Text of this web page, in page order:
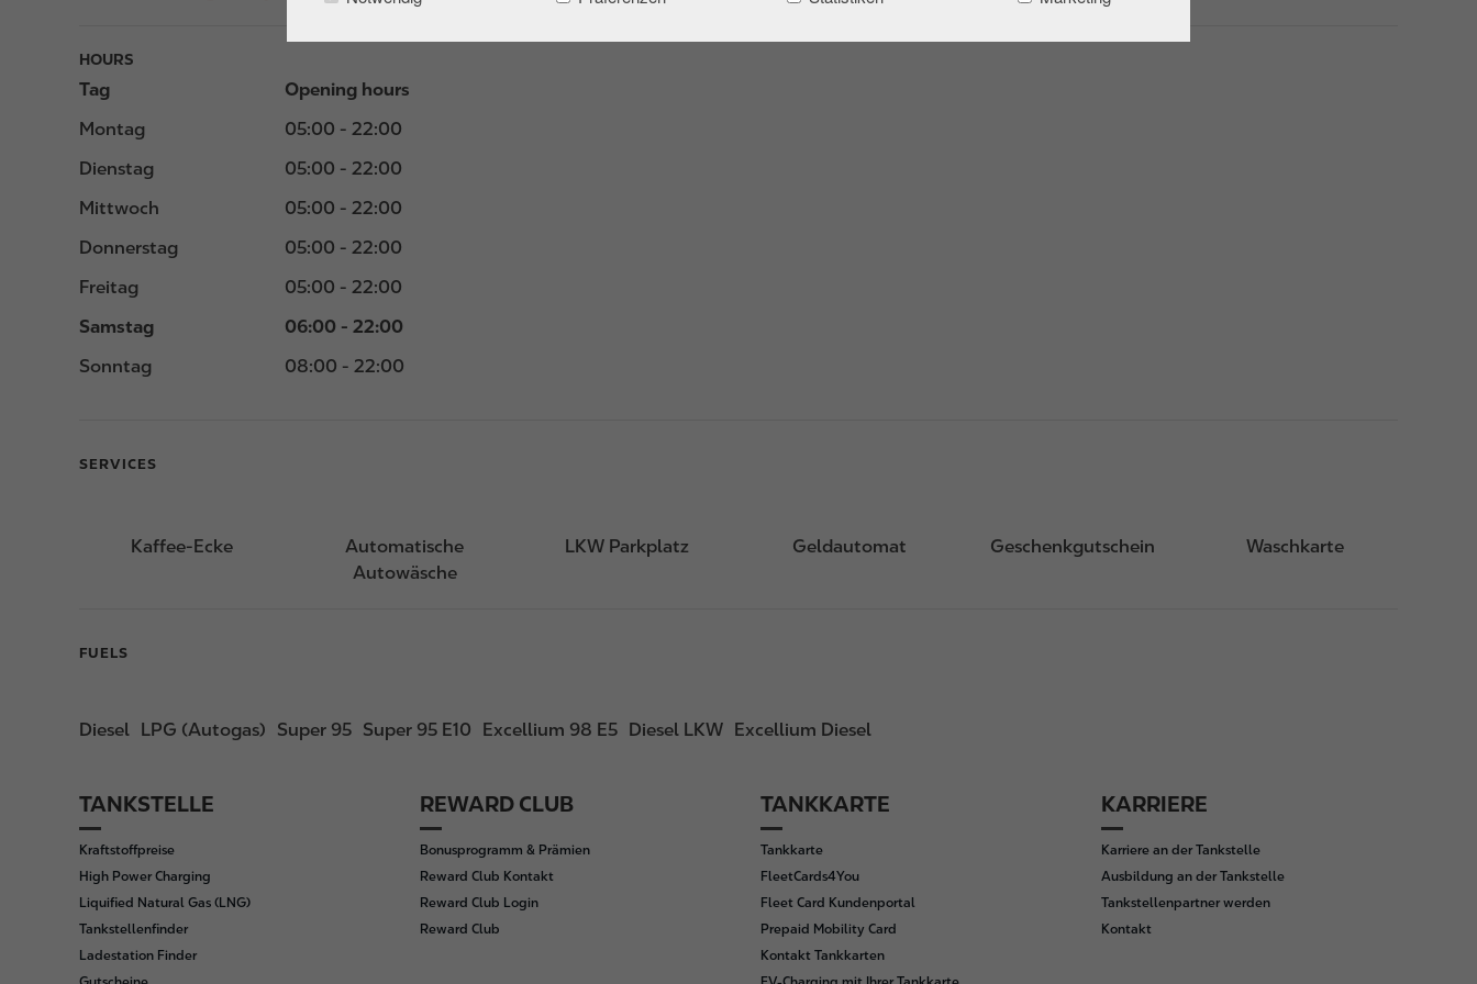
HOURS
Tag
Opening hours
Montag
05:00 - 22:00
Dienstag
05:00 - 22:00
Mittwoch
05:00 - 22:00
Donnerstag
05:00 - 22:00
Freitag
05:00 - 22:00
Samstag
06:00 - 22:00
Sonntag
08:00 - 22:00
SERVICES
Kaffee-Ecke
Automatische
Autowäsche
LKW Parkplatz Geldautomat Geschenkgutschein Waschkarte
FUELS
Diesel LPG (Autogas) Super 95 Super 95 E10 Excellium 98 E5 Diesel LKW Excellium Diesel
F
o
o
t
e
r
TANKSTELLE
Kraftstoffpreise
High Power Charging
Liquified Natural Gas (LNG)
Tankstellenfinder
Ladestation Finder
REWARD CLUB
Bonusprogramm & Prämien
Reward Club Kontakt
Reward Club Login
Reward Club
TANKKARTE
Tankkarte
FleetCards4You
Fleet Card Kundenportal
Prepaid Mobility Card
Kontakt Tankkarten
KARRIERE
Karriere an der Tankstelle
Ausbildung an der Tankstelle
Tankstellenpartner werden
Kontakt